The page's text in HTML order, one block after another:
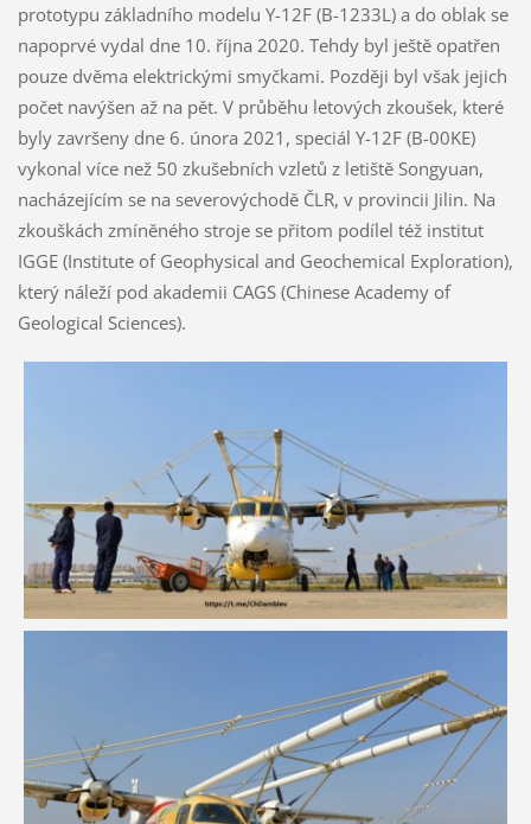
prototypu základního modelu Y-12F (B-1233L) a do oblak se
napoprvé vydal dne 10. října 2020. Tehdy byl ještě opatřen
pouze dvěma elektrickými smyčkami. Později byl však jejich
počet navýšen až na pět. V průběhu letových zkoušek, které
byly završeny dne 6. února 2021, speciál Y-12F (B-00KE)
vykonal více než 50 zkušebních vzletů z letiště Songyuan,
nacházejícím se na severovýchodě ČLR, v provincii Jilin. Na
zkouškách zmíněného stroje se přitom podílel též institut
IGGE (Institute of Geophysical and Geochemical Exploration),
který náleží pod akademii CAGS (Chinese Academy of
Geological Sciences).